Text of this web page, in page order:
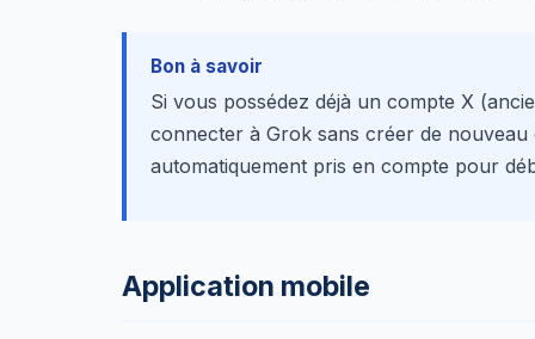
Bon à savoir
Si vous possédez déjà un compte X
connecter à Grok sans créer de
automatiquement pris en compte pour
Application mobile